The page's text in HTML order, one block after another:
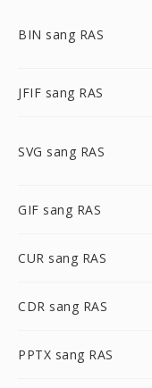
BIN sang RAS
JFIF sang RAS
SVG sang RAS
GIF sang RAS
CUR sang RAS
CDR sang RAS
PPTX sang RAS